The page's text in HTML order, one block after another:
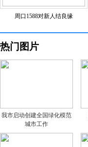
周口1588对新人结良缘
热门图片
我市启动创建全国绿化模范
城市工作